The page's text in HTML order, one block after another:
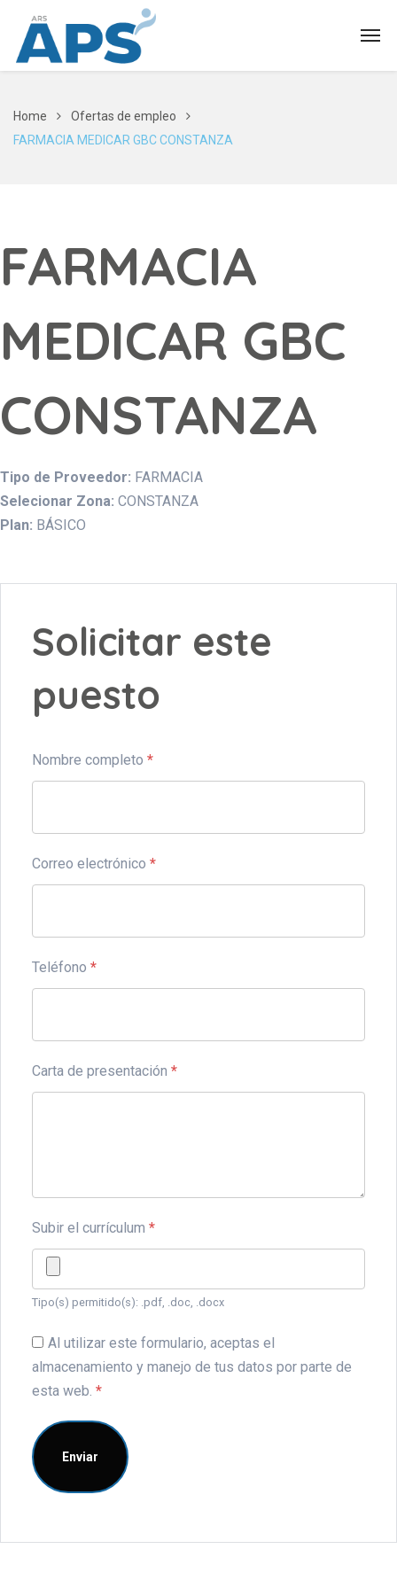
Home
Ofertas de empleo
FARMACIA MEDICAR GBC CONSTANZA
FARMACIA
MEDICAR GBC
CONSTANZA
Tipo de Proveedor: FARMACIA
Selecionar Zona: CONSTANZA
Plan: BÁSICO
Solicitar este
puesto
Nombre completo *
Correo electrónico *
Teléfono *
Carta de presentación *
Subir el currículum *
Tipo(s) permitido(s): .pdf, .doc, .docx
Al utilizar este formulario, aceptas el
almacenamiento y manejo de tus datos por parte de
esta web. *